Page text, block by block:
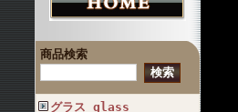
商品検索
グラス glass